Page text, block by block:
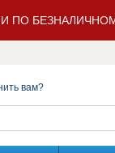
ПО
вам?